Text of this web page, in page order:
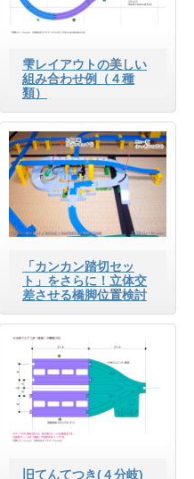
雫レイアウトの美しい
組み合わせ例（４種
類）
「カンカン踏切セッ
ト」をさらに！立体交
差させる橋脚位置検討
旧てんてつき(４分岐)